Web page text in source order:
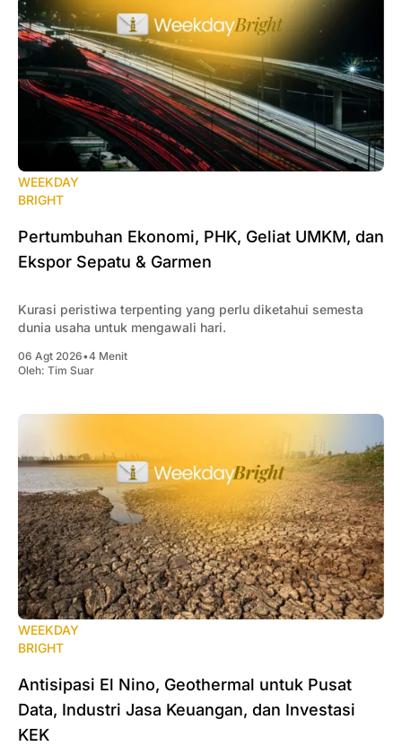
WEEKDAY
BRIGHT
Pertumbuhan Ekonomi, PHK, Geliat UMKM, dan
Ekspor Sepatu & Garmen
Kurasi peristiwa terpenting yang perlu diketahui semesta
dunia usaha untuk mengawali hari.
06 Agt 2026•4 Menit
Oleh: Tim Suar
WEEKDAY
BRIGHT
Antisipasi El Nino, Geothermal untuk Pusat
Data, Industri Jasa Keuangan, dan Investasi
KEK